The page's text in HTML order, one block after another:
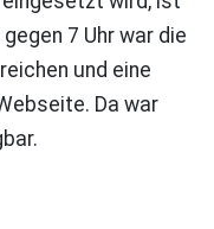
7 Uhr war die
und eine
Da war